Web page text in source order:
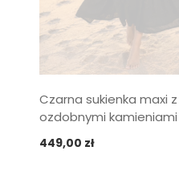
Czarna sukienka maxi z
ozdobnymi kamieniami
449,00 zł